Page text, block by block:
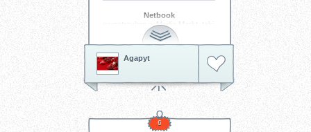
Netbook
wypatrzyłam w Media Markt, taki
Agapyt
6